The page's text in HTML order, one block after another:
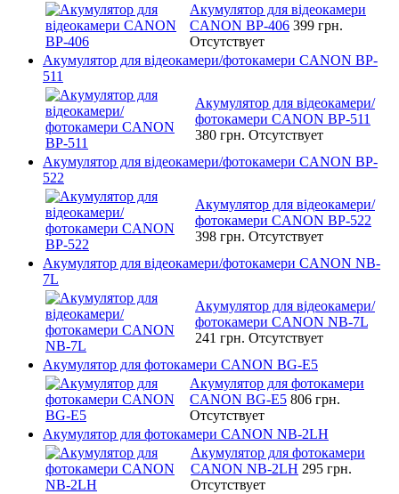
Акумулятор для відеокамери
CANON BP-406 399 грн.
Отсутствует
Акумулятор для відеокамери/фотокамери CANON BP-
511
Акумулятор для відеокамери/
фотокамери CANON BP-511
380 грн. Отсутствует
Акумулятор для відеокамери/фотокамери CANON BP-
522
Акумулятор для відеокамери/
фотокамери CANON BP-522
398 грн. Отсутствует
Акумулятор для відеокамери/фотокамери CANON NB-
7L
Акумулятор для відеокамери/
фотокамери CANON NB-7L
241 грн. Отсутствует
Акумулятор для фотокамери CANON BG-E5
Акумулятор для фотокамери
CANON BG-E5 806 грн.
Отсутствует
Акумулятор для фотокамери CANON NB-2LH
Акумулятор для фотокамери
CANON NB-2LH 295 грн.
Отсутствует